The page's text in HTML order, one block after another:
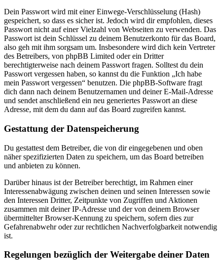
Dein Passwort wird mit einer Einwege-Verschlüsselung (Hash)
gespeichert, so dass es sicher ist. Jedoch wird dir empfohlen, dieses
Passwort nicht auf einer Vielzahl von Webseiten zu verwenden. Das
Passwort ist dein Schlüssel zu deinem Benutzerkonto für das Board,
also geh mit ihm sorgsam um. Insbesondere wird dich kein Vertreter
des Betreibers, von phpBB Limited oder ein Dritter
berechtigterweise nach deinem Passwort fragen. Solltest du dein
Passwort vergessen haben, so kannst du die Funktion „Ich habe
mein Passwort vergessen“ benutzen. Die phpBB-Software fragt
dich dann nach deinem Benutzernamen und deiner E-Mail-Adresse
und sendet anschließend ein neu generiertes Passwort an diese
Adresse, mit dem du dann auf das Board zugreifen kannst.
Gestattung der Datenspeicherung
Du gestattest dem Betreiber, die von dir eingegebenen und oben
näher spezifizierten Daten zu speichern, um das Board betreiben
und anbieten zu können.
Darüber hinaus ist der Betreiber berechtigt, im Rahmen einer
Interessenabwägung zwischen deinen und seinen Interessen sowie
den Interessen Dritter, Zeitpunkte von Zugriffen und Aktionen
zusammen mit deiner IP-Adresse und der von deinem Browser
übermittelter Browser-Kennung zu speichern, sofern dies zur
Gefahrenabwehr oder zur rechtlichen Nachverfolgbarkeit notwendig
ist.
Regelungen bezüglich der Weitergabe deiner Daten